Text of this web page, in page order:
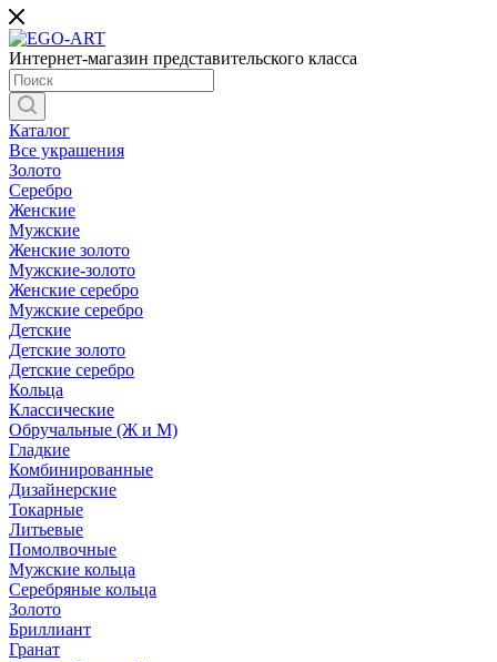
Интернет-магазин представительского класса
Каталог
Все украшения
Золото
Серебро
Женские
Мужские
Женские золото
Мужские-золото
Женские серебро
Мужские серебро
Детские
Детские золото
Детские серебро
Кольца
Классические
Обручальные (Ж и М)
Гладкие
Комбинированные
Дизайнерские
Токарные
Литьевые
Помолвочные
Мужские кольца
Серебряные кольца
Золото
Бриллиант
Гранат